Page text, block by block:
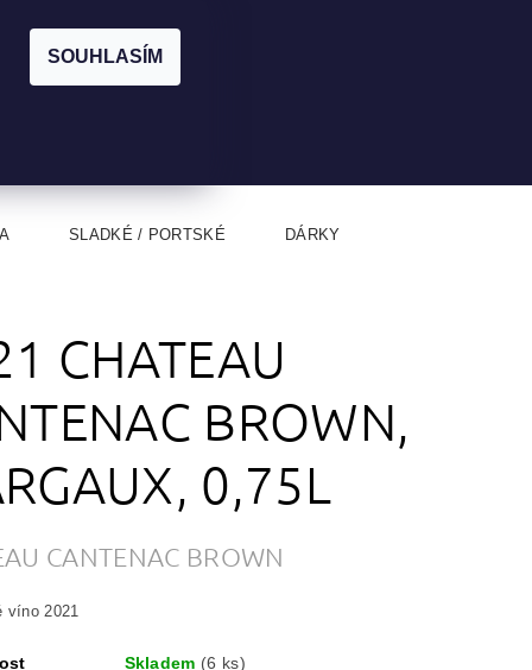
SLADKÉ / PORTSKÉ DÁRKY
CHATEAU
BROWN,
0,75L
CANTENAC BROWN
víno 2021
Skladem (6 ks)
SOUHLASÍM